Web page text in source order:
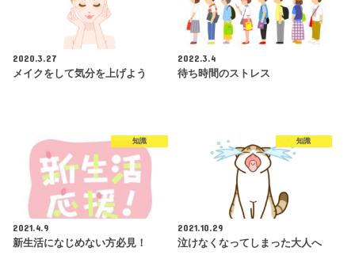
2020.3.27
メイクをして気分を上げよう
2022.3.4
待ち時間のストレス
知識
2021.4.9
新生活になじめない方必見！
知識
2021.10.29
泣けなくなってしまった大人へ